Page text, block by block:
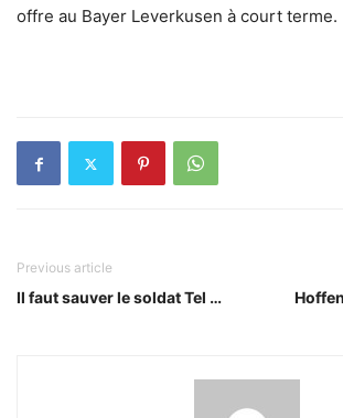
offre au Bayer Leverkusen à court terme.
Previous article
Il faut sauver le soldat Tel …